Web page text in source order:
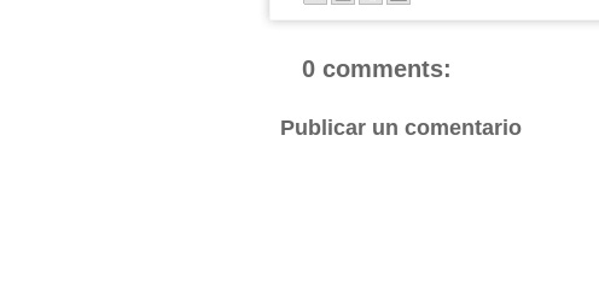
0 comments:
Publicar un comentario